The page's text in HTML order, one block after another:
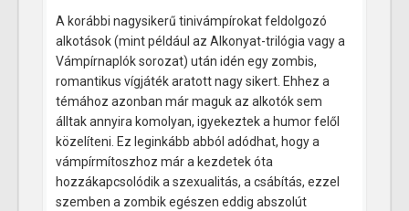
A korábbi nagysikerű tinivámpírokat feldolgozó
alkotások (mint például az Alkonyat-trilógia vagy a
Vámpírnaplók sorozat) után idén egy zombis,
romantikus vígjáték aratott nagy sikert. Ehhez a
témához azonban már maguk az alkotók sem
álltak annyira komolyan, igyekeztek a humor felől
közelíteni. Ez leginkább abból adódhat, hogy a
vámpírmítoszhoz már a kezdetek óta
hozzákapcsolódik a szexualitás, a csábítás, ezzel
szemben a zombik egészen eddig abszolút